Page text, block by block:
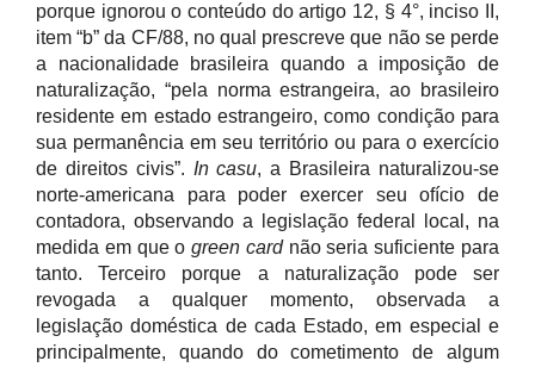
porque ignorou o conteúdo do artigo 12, § 4°, inciso II,
item “b” da CF/88, no qual prescreve que não se perde
a nacionalidade brasileira quando a imposição de
naturalização, “pela norma estrangeira, ao brasileiro
residente em estado estrangeiro, como condição para
sua permanência em seu território ou para o exercício
de direitos civis”. In casu, a Brasileira naturalizou-se
norte-americana para poder exercer seu ofício de
contadora, observando a legislação federal local, na
medida em que ogreen card não seria suficiente para
tanto. Terceiro porque a naturalização pode ser
revogada a qualquer momento, observada a
legislação doméstica de cada Estado, em especial e
principalmente, quando do cometimento de algum